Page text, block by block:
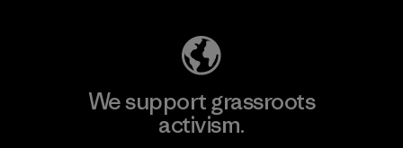
We support grassroots
activism.